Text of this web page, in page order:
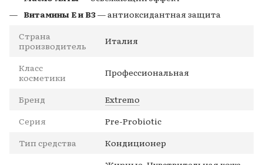
Витамины E и B3— антиоксидантная защита
Страна
производитель
Италия
Класс
косметики
Профессиональная
Бренд
Extremo
Серия
Pre-Probiotic
Тип средства
Кондиционер